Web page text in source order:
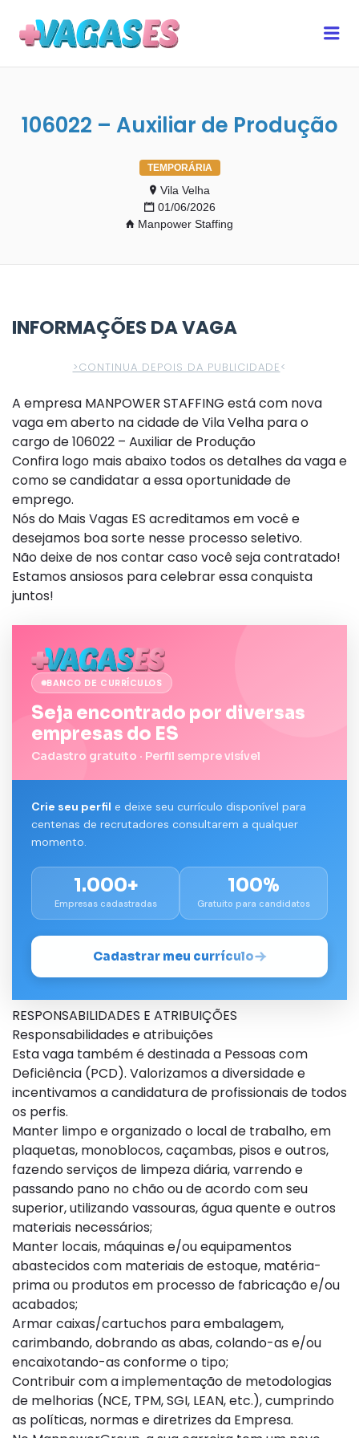
106022 – Auxiliar de Produção
TEMPORÁRIA
Vila Velha
01/06/2026
Manpower Staffing
INFORMAÇÕES DA VAGA
>CONTINUA DEPOIS DA PUBLICIDADE<
A empresa MANPOWER STAFFING está com nova
vaga em aberto na cidade de Vila Velha para o
cargo de 106022 – Auxiliar de Produção
Confira logo mais abaixo todos os detalhes da vaga e
como se candidatar a essa oportunidade de
emprego.
Nós do Mais Vagas ES acreditamos em você e
desejamos boa sorte nesse processo seletivo.
Não deixe de nos contar caso você seja contratado!
Estamos ansiosos para celebrar essa conquista
juntos!
BANCO DE CURRÍCULOS
Seja encontrado por diversas
empresas do ES
Cadastro gratuito · Perfil sempre visível
Crie seu perfil e deixe seu currículo disponível para
centenas de recrutadores consultarem a qualquer
momento.
1.000+
Empresas cadastradas
100%
Gratuito para candidatos
Cadastrar meu currículo
RESPONSABILIDADES E ATRIBUIÇÕES
Responsabilidades e atribuições
Esta vaga também é destinada a Pessoas com
Deficiência (PCD). Valorizamos a diversidade e
incentivamos a candidatura de profissionais de todos
os perfis.
Manter limpo e organizado o local de trabalho, em
plaquetas, monoblocos, caçambas, pisos e outros,
fazendo serviços de limpeza diária, varrendo e
passando pano no chão ou de acordo com seu
superior, utilizando vassouras, água quente e outros
materiais necessários;​
Manter locais, máquinas e/ou equipamentos
abastecidos com materiais de estoque, matéria-
prima ou produtos em processo de fabricação e/ou
acabados;​
Armar caixas/cartuchos para embalagem,
carimbando, dobrando as abas, colando-as e/ou
encaixotando-as conforme o tipo;​
Contribuir com a implementação de metodologias
de melhorias (NCE, TPM, SGI, LEAN, etc.), cumprindo
as políticas, normas e diretrizes da Empresa.